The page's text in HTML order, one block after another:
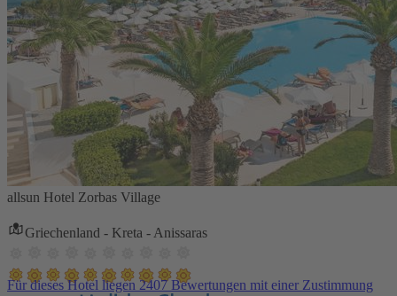
allsun Hotel Zorbas Village
Griechenland - Kreta - Anissaras
Für dieses Hotel liegen 2407 Bewertungen mit einer Zustimmung